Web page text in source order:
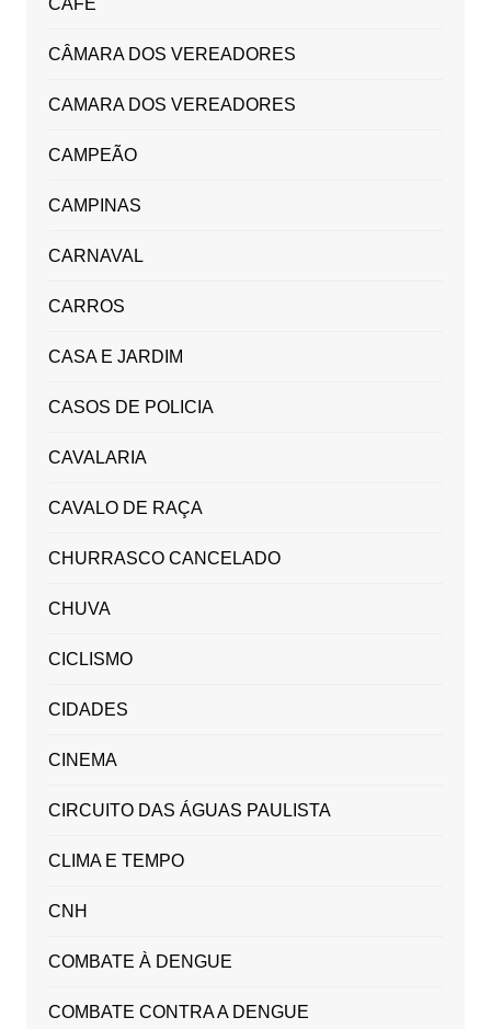
CÂMARA DOS VEREADORES
CAMARA DOS VEREADORES
CAMPEÃO
CAMPINAS
CARNAVAL
CARROS
CASA E JARDIM
CASOS DE POLICIA
CAVALARIA
CAVALO DE RAÇA
CHURRASCO CANCELADO
CHUVA
CICLISMO
CIDADES
CINEMA
CIRCUITO DAS ÁGUAS PAULISTA
CLIMA E TEMPO
CNH
COMBATE À DENGUE
COMBATE CONTRA A DENGUE